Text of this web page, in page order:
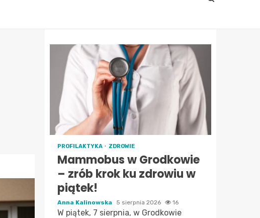
PROFILAKTYKA ZDROWIE
Mammobus w Grodkowie
– zrób krok ku zdrowiu w
piątek!
Anna Kalinowska 5 sierpnia 2026 16
W piątek, 7 sierpnia, w Grodkowie